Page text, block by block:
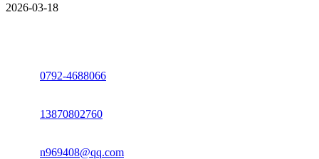
2026-03-18
0792-4688066
13870802760
n969408@qq.com